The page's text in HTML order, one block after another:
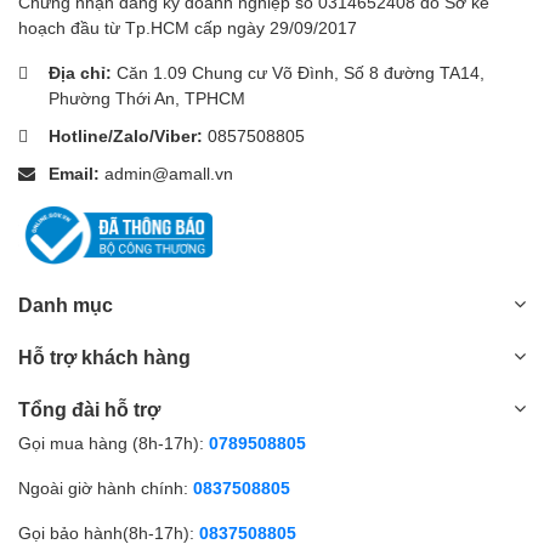
Kenper TORANDO T710BS là một công cụ hiệu quả cho việc vệ
sinh môi trường và đóng góp vào công cuộc bảo vệ môi trường.
hoạch đầu từ Tp.HCM cấp ngày 29/09/2017
Địa chỉ: Căn 1.09 Chung cư Võ Đình, Số 8 đường TA14,
Phường Thới An, TPHCM
Hotline/Zalo/Viber: 0857508805
Email: admin@amall.vn
Danh mục
Hỗ trợ khách hàng
Tổng đài hỗ trợ
Gọi mua hàng (8h-17h): 0789508805
Ngoài giờ hành chính: 0837508805
Gọi bảo hành(8h-17h): 0837508805